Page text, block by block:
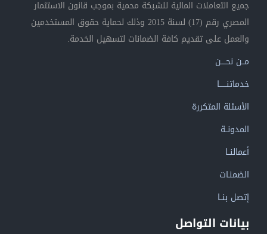
جميع التعاملات المالية للشبكة محمية بموجب قانون الاستثمار
المصري رقم (17) لسنة 2015 وذلك لحماية حقوق المستخدمين
والعمل على تقديم كافة الضمانات لتسهيل الخدمة.
مــن نحــــن
خدماتنــــــا
الأسئلة المتكررة
المدونــة
أعمالنــا
الضمنـات
إتصل بنــا
بيانات التواصل